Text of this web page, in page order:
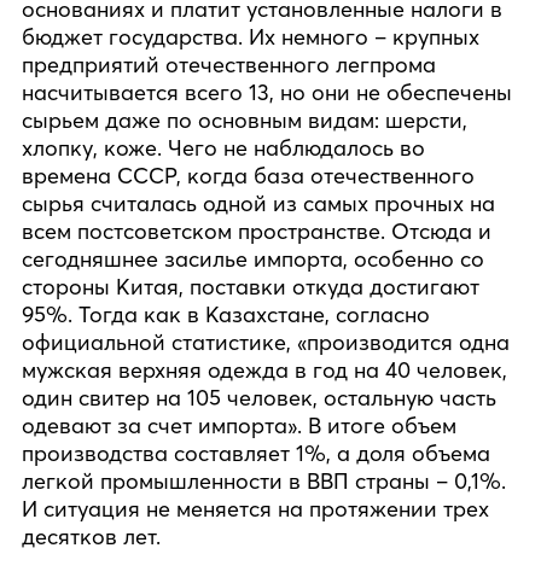
основаниях и платит установленные налоги в
бюджет государства. Их немного – крупных
предприятий отечественного легпрома
насчитывается всего 13, но они не обеспечены
сырьем даже по основным видам: шерсти,
хлопку, коже. Чего не наблюдалось во
времена СССР, когда база отечественного
сырья считалась одной из самых прочных на
всем постсоветском пространстве. Отсюда и
сегодняшнее засилье импорта, особенно со
стороны Китая, поставки откуда достигают
95%. Тогда как в Казахстане, согласно
официальной статистике, «производится одна
мужская верхняя одежда в год на 40 человек,
один свитер на 105 человек, остальную часть
одевают за счет импорта». В итоге объем
производства составляет 1%, а доля объема
легкой промышленности в ВВП страны – 0,1%.
И ситуация не меняется на протяжении трех
десятков лет.